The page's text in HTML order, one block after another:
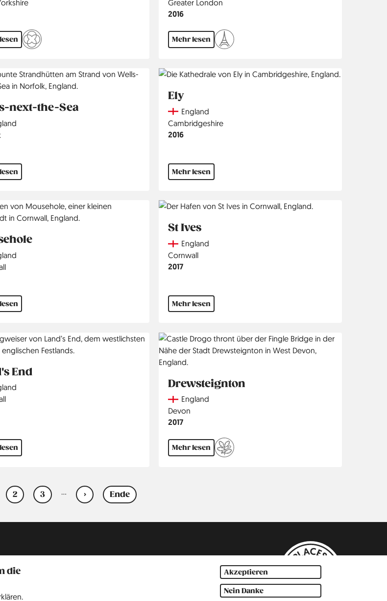
die
Akzeptieren
Nein Danke
Region
Greater London
Jahr
2016
Mehr lesen
next-the-Sea
Ely
CountryEngland
Region
Cambridgeshire
Jahr
2016
Mehr lesen
St Ives
CountryEngland
Region
Cornwall
Jahr
2017
Mehr lesen
End
Drewsteignton
CountryEngland
Region
Devon
Jahr
2017
Mehr lesen
Seite
2
Seite
3
…
Nächste
›
Letzte
Ende